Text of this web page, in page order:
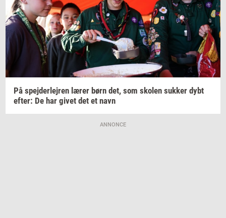
På spej­der­lej­ren lærer børn det, som sko­len suk­ker dybt
efter: De har givet det et navn
ANNONCE